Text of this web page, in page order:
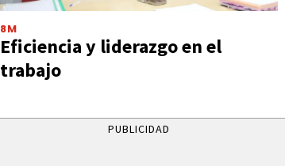
8M
Eficiencia y liderazgo en el
trabajo
PUBLICIDAD